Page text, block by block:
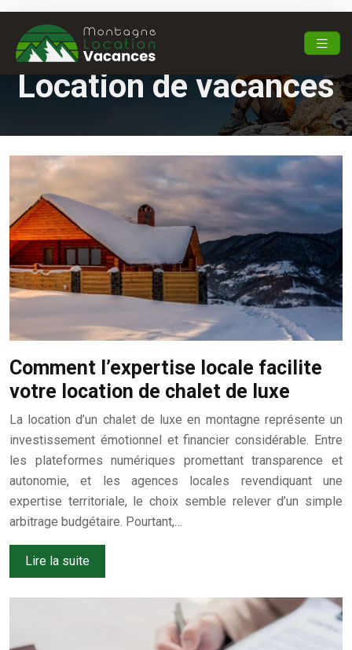
Location de vacances
Comment l’expertise locale facilite
votre location de chalet de luxe
La location d’un chalet de luxe en montagne représente un
investissement émotionnel et financier considérable. Entre
les plateformes numériques promettant transparence et
autonomie, et les agences locales revendiquant une
expertise territoriale, le choix semble relever d’un simple
arbitrage budgétaire. Pourtant,…
Lire la suite